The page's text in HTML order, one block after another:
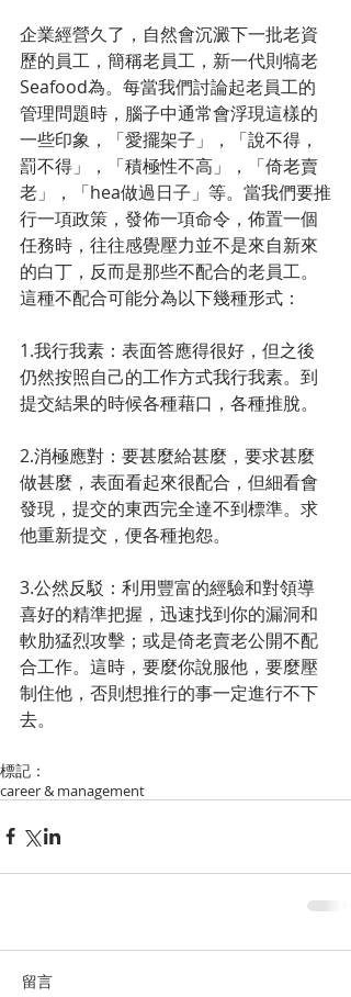
企業經營久了，自然會沉澱下一批老資
歷的員工，簡稱老員工，新一代則犒老
Seafood為。每當我們討論起老員工的
管理問題時，腦子中通常會浮現這樣的
一些印象，「愛擺架子」，「說不得，
罰不得」，「積極性不高」，「倚老賣
老」，「hea做過日子」等。當我們要推
行一項政策，發佈一項命令，佈置一個
任務時，往往感覺壓力並不是來自新來
的白丁，反而是那些不配合的老員工。
這種不配合可能分為以下幾種形式：
1.我行我素：表面答應得很好，但之後
仍然按照自己的工作方式我行我素。到
提交結果的時候各種藉口，各種推脫。
2.消極應對：要甚麼給甚麼，要求甚麼
做甚麼，表面看起來很配合，但細看會
發現，提交的東西完全達不到標準。求
他重新提交，便各種抱怨。
3.公然反駁：利用豐富的經驗和對領導
喜好的精準把握，迅速找到你的漏洞和
軟肋猛烈攻擊；或是倚老賣老公開不配
合工作。這時，要麼你說服他，要麼壓
制住他，否則想推行的事一定進行不下
去。
標記：
career & management
留言